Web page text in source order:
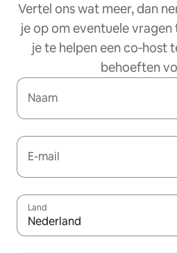
Vertel ons wat meer, dan
je op om eventuele
je te helpen een co‑host
behoeften
Naam
E-mail
Land
Nederland